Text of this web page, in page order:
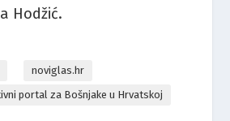
Hodžić.
noviglas.hr
portal za Bošnjake u Hrvatskoj